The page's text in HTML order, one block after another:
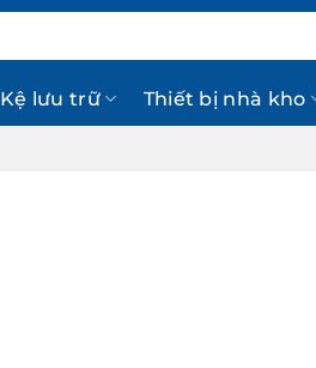
Kệ lưu trữ Thiết bị nhà kho